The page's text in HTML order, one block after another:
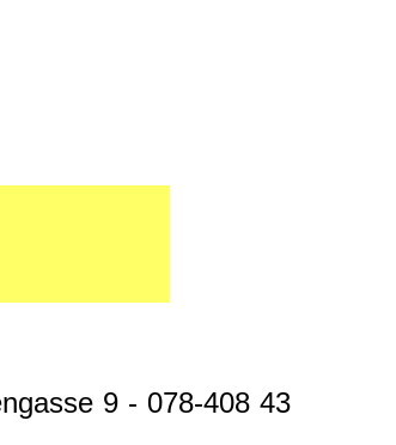
9 - 078-408 43